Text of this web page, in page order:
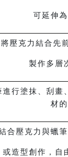
可延伸
將壓克力結合先
製作多層
進行塗抹、刮畫
材
合壓克力與蠟
或造型創作，自